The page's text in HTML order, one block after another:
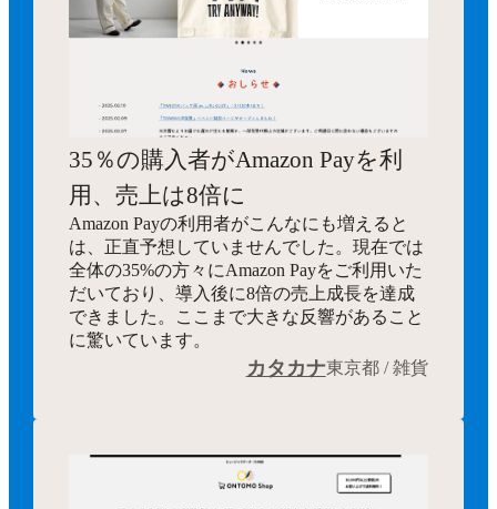
35％の購入者がAmazon Payを利
用、売上は8倍に
Amazon Payの利用者がこんなにも増えると
は、正直予想していませんでした。現在では
全体の35%の方々にAmazon Payをご利用いた
だいており、導入後に8倍の売上成長を達成
できました。ここまで大きな反響があること
に驚いています。
カタカナ東京都 / 雑貨